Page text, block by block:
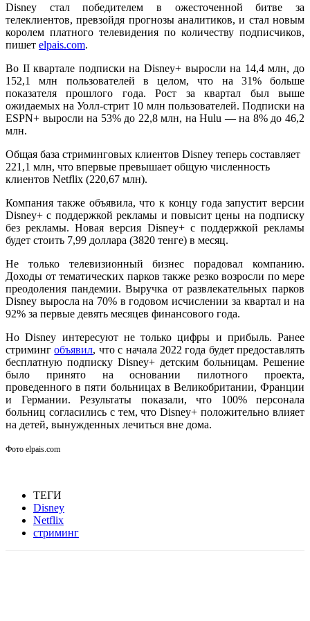
Disney стал победителем в ожесточенной битве за
телеклиентов, превзойдя прогнозы аналитиков, и стал новым
королем платного телевидения по количеству подписчиков,
пишет elpais.com.
Во II квартале подписки на Disney+ выросли на 14,4 млн, до
152,1 млн пользователей в целом, что на 31% больше
показателя прошлого года. Рост за квартал был выше
ожидаемых на Уолл-стрит 10 млн пользователей. Подписки на
ESPN+ выросли на 53% до 22,8 млн, на Hulu — на 8% до 46,2
млн.
Общая база стриминговых клиентов Disney теперь составляет
221,1 млн, что впервые превышает общую численность
клиентов Netflix (220,67 млн).
Компания также объявила, что к концу года запустит версии
Disney+ с поддержкой рекламы и повысит цены на подписку
без рекламы. Новая версия Disney+ с поддержкой рекламы
будет стоить 7,99 доллара (3820 тенге) в месяц.
Не только телевизионный бизнес порадовал компанию.
Доходы от тематических парков также резко возросли по мере
преодоления пандемии. Выручка от развлекательных парков
Disney выросла на 70% в годовом исчислении за квартал и на
92% за первые девять месяцев финансового года.
Но Disney интересуют не только цифры и прибыль. Ранее
стримингобъявил, что с начала 2022 года будет предоставлять
бесплатную подписку Disney+ детским больницам. Решение
было принято на основании пилотного проекта,
проведенного в пяти больницах в Великобритании, Франции
и Германии. Результаты показали, что 100% персонала
больниц согласились с тем, что Disney+ положительно влияет
на детей, вынужденных лечиться вне дома.
Фото elpais.com
ТЕГИ
Disney
Netflix
стриминг